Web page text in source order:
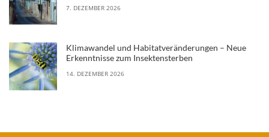
7. DEZEMBER 2026
Klimawandel und Habitatveränderungen – Neue
Erkenntnisse zum Insektensterben
14. DEZEMBER 2026